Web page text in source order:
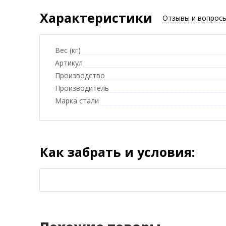
Характеристики Отзывы и
Вес (кг)
Артикул
Производство
Производитель
Марка стали
Как забрать и условия: